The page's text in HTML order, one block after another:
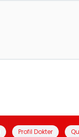
Profil Dokter